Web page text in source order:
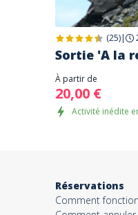
(25)|
Sortie 'A la
À partir de
20,00 €
Activité inédite
Réservations
Comment